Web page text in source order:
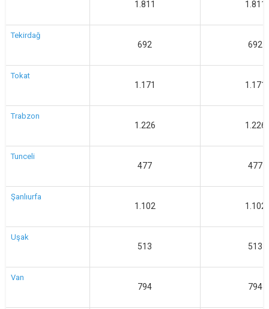
1.811 1.811
Tekirdağ
692 692
Tokat
1.171 1.171
Trabzon
1.226 1.226
Tunceli
477 477
Şanlıurfa
1.102 1.102
Uşak
513 513
Van
794 794